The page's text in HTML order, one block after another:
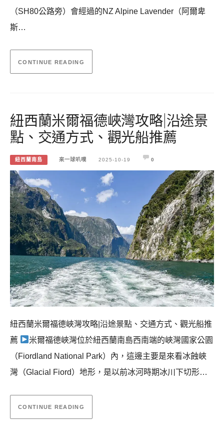
（SH80公路旁）會經過的NZ Alpine Lavender（阿爾卑
斯…
CONTINUE READING
紐西蘭米爾福德峽灣攻略|沿途景
點、交通方式、觀光船推薦
紐西蘭南島 來一球叭噗 2025-10-19 0
紐西蘭米爾福德峽灣攻略|沿途景點、交通方式、觀光船推
薦
米爾福德峽灣位於紐西蘭南島西南端的峽灣國家公園
（Fiordland National Park）內，這邊主要是來看冰蝕峽
灣（Glacial Fiord）地形，是以前冰河時期冰川下切形…
CONTINUE READING